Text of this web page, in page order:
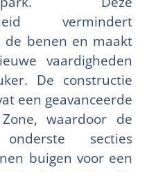
vermindert
de benen en maakt
vaardigheden
De constructie
een geavanceerde
waardoor de
secties
buigen voor een